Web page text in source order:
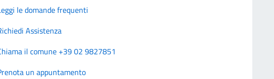
le domande frequenti
Assistenza
il comune +39 02 9827851
un appuntamento